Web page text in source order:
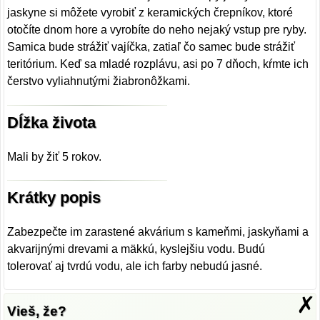
jaskyne si môžete vyrobiť z keramických črepníkov, ktoré
otočíte dnom hore a vyrobíte do neho nejaký vstup pre ryby.
Samica bude strážiť vajíčka, zatiaľ čo samec bude strážiť
teritórium. Keď sa mladé rozplávu, asi po 7 dňoch, kŕmte ich
čerstvo vyliahnutými žiabronôžkami.
Dĺžka života
Mali by žiť 5 rokov.
Krátky popis
Zabezpečte im zarastené akvárium s kameňmi, jaskyňami a
akvarijnými drevami a mäkkú, kyslejšiu vodu. Budú
tolerovať aj tvrdú vodu, ale ich farby nebudú jasné.
✗
Vieš, že?